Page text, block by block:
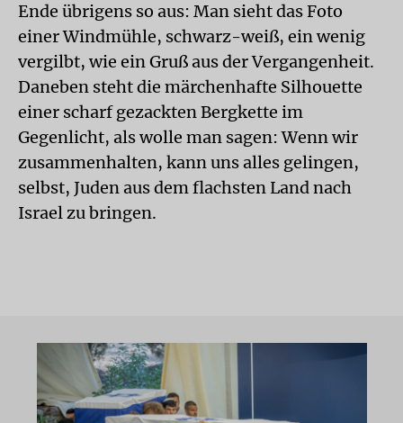
Ende übrigens so aus: Man sieht das Foto
einer Windmühle, schwarz-weiß, ein wenig
vergilbt, wie ein Gruß aus der Vergangenheit.
Daneben steht die märchenhafte Silhouette
einer scharf gezackten Bergkette im
Gegenlicht, als wolle man sagen: Wenn wir
zusammenhalten, kann uns alles gelingen,
selbst, Juden aus dem flachsten Land nach
Israel zu bringen.